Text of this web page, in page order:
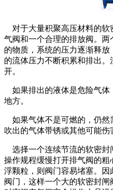
对于大量积聚高压材料的软
气阀和一个合理的排放阀。
的物质，系统的压力逐渐释
的流体压力不断积累和排出
开。
如果排出的液体是危险气体
地方。
如果气体不是可燃的，仍然
吹出的气体带锈或其他可能伤
选择一个连续节流的软密封
操作规程缓慢打开排气阀的
浮颗粒，则阀门容易堵塞。
阀门，这样一个大的软密封闸